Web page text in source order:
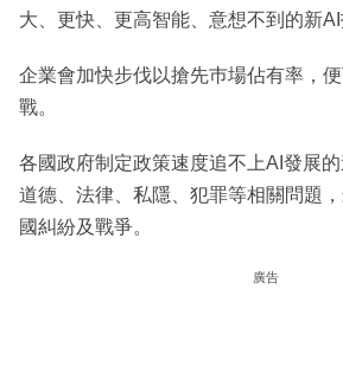
大、更快、更高智能、意想不到的新AI
企業會加快步伐以搶先巿場佔有率，
戰。
各國政府制定政策速度追不上AI發展
道德、法律、私隱、犯罪等相關問題
國糾紛及戰爭。
廣告